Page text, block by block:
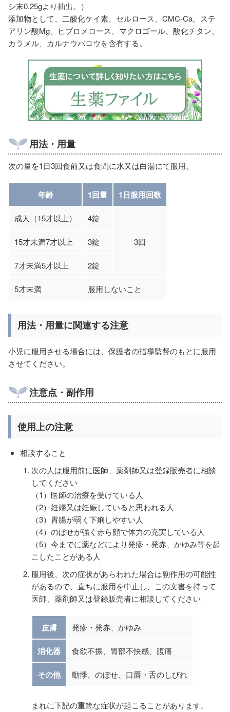
シ末0.25gより抽出。）
添加物として、二酸化ケイ素、セルロース、CMC-Ca、ステ
アリン酸Mg、ヒプロメロース、マクロゴール、酸化チタン、
カラメル、カルナウバロウを含有する。
用法・用量
次の量を1日3回食前又は食間に水又は白湯にて服用。
年齢 1回量 1日服用回数
成人（15才以上） 4錠
3回
15才未満7才以上 3錠
7才未満5才以上 2錠
5才未満 服用しないこと
用法・用量に関連する注意
小児に服用させる場合には、保護者の指導監督のもとに服用
させてください。
注意点・副作用
使用上の注意
相談すること
次の人は服用前に医師、薬剤師又は登録販売者に相談
してください
（1）医師の治療を受けている人
（2）妊婦又は妊娠していると思われる人
（3）胃腸が弱く下痢しやすい人
（4）のぼせが強く赤ら顔で体力の充実している人
（5）今までに薬などにより発疹・発赤、かゆみ等を起
こしたことがある人
服用後、次の症状があらわれた場合は副作用の可能性
があるので、直ちに服用を中止し、この文書を持って
医師、薬剤師又は登録販売者に相談してください
皮膚 発疹・発赤、かゆみ
消化器 食欲不振、胃部不快感、腹痛
その他 動悸、のぼせ、口唇・舌のしびれ
まれに下記の重篤な症状が起こることがあります。